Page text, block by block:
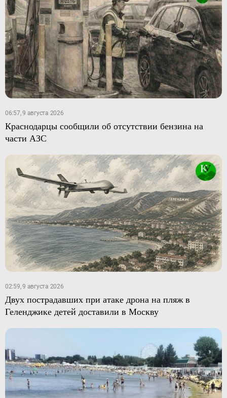
06:57, 9 августа 2026
Краснодарцы сообщили об отсутствии бензина на
части АЗС
02:59, 9 августа 2026
Двух пострадавших при атаке дрона на пляж в
Геленджике детей доставили в Москву